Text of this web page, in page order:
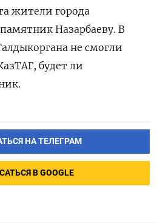
жители города
Назарбаеву. В
не смогли
будет ли
НА ТЕЛЕГРАМ
В GOOGLE